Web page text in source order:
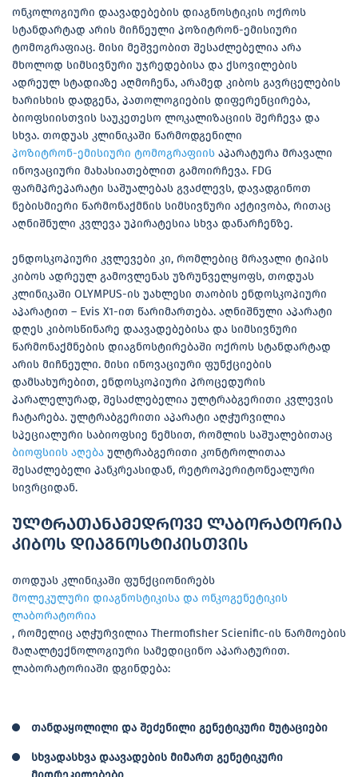
ონკოლოგიური დაავადებების დიაგნოსტიკის ოქროს
სტანდარტად არის მიჩნეული პოზიტრონ-ემისიური
ტომოგრაფიაც. მისი მეშვეობით შესაძლებელია არა
მხოლოდ სიმსივნური უჯრედებისა და ქსოვილების
ადრეულ სტადიაზე აღმოჩენა, არამედ კიბოს გავრცელების
ხარისხის დადგენა, პათოლოგიების დიფერენცირება,
ბიოფსიისთვის საუკეთესო ლოკალიზაციის შერჩევა და
სხვა. თოდუას კლინიკაში წარმოდგენილი
პოზიტრონ-ემისიური ტომოგრაფიის აპარატურა მრავალი
ინოვაციური მახასიათებლით გამოირჩევა. FDG
ფარმპრეპარატი საშუალებას გვაძლევს, დავადგინოთ
ნებისმიერი წარმონაქმნის სიმსივნური აქტივობა, რითაც
აღნიშნული კვლევა უპირატესია სხვა დანარჩენზე.
ენდოსკოპიური კვლევები კი, რომლებიც მრავალი ტიპის
კიბოს ადრეულ გამოვლენას უზრუნველყოფს, თოდუას
კლინიკაში OLYMPUS-ის უახლესი თაობის ენდოსკოპიური
აპარატით – Evis X1-ით წარიმართება. აღნიშნული აპარატი
დღეს კიბოსწინარე დაავადებებისა და სიმსივნური
წარმონაქმნების დიაგნოსტირებაში ოქროს სტანდარტად
არის მიჩნეული. მისი ინოვაციური ფუნქციების
დამსახურებით, ენდოსკოპიური პროცედურის
პარალელურად, შესაძლებელია ულტრაბგერითი კვლევის
ჩატარება. ულტრაბგერითი აპარატი აღჭურვილია
სპეციალური საბიოფსიე ნემსით, რომლის საშუალებითაც
ბიოფსიის აღება ულტრაბგერითი კონტროლითაა
შესაძლებელი პანკრეასიდან, რეტროპერიტონეალური
სივრციდან.
ულტრათანამედროვე ლაბორატორია
კიბოს დიაგნოსტიკისთვის
თოდუას კლინიკაში ფუნქციონირებს
მოლეკულური დიაგნოსტიკისა და ონკოგენეტიკის
ლაბორატორია
, რომელიც აღჭურვილია Thermofisher Scienific-ის წარმოების
მაღალტექნოლოგიური სამედიცინო აპარატურით.
ლაბორატორიაში დგინდება:
თანდაყოლილი და შეძენილი გენეტიკური მუტაციები
სხვადასხვა დაავადების მიმართ გენეტიკური